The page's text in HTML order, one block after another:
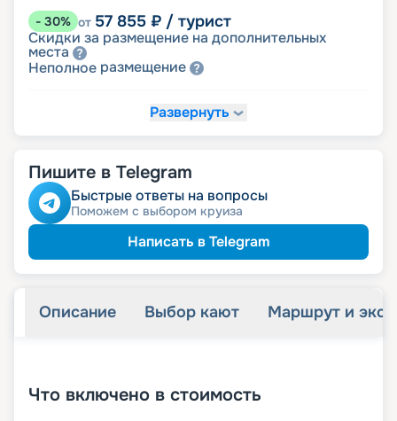
- 30% от 57 855 ₽ / турист
Скидки за размещение на дополнительных
места
Неполное размещение
₽/ турист
-10% от 74 385 ₽/ турист
Скидкапенсионерам
Скидка сотрудникам силовыхведомств
Скидкаветеранам
Скидка многодетнымсемьям
Развернуть
Пишите в Telegram
Быстрые ответы на вопросы
Поможем с выбором круиза
Написать в Telegram
Описание Выбор кают Маршрут и
Что включено в стоимость